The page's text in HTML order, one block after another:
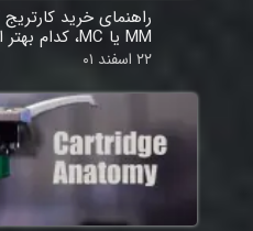
راهنمای خرید
MM یا MC، کدام بهتر است؟
۲۲ اسفند ۰۱